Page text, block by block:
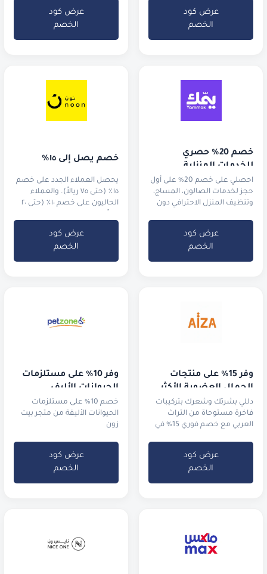
عرض كود
الخصم
عرض كود
الخصم
خصم 20% حصري
للخدمات المنزلية
احصلي على خصم 20% على أول
حجز لخدمات الصالون، المساج،
وتنظيف المنزل الاحترافي دون
عرض كود
الخصم
خصم يصل إلى ١٥٪
يحصل العملاء الجدد على خصم
١٥٪ (حتى ٧٥ ريالاً). والعملاء
الحاليون على خصم ١٠٪ (حتى ٢٠
عرض كود
الخصم
وفر 15% على منتجات
الجمال العضوية الأكثر
طلباً
دللي بشرتك وشعرك بتركيبات
فاخرة مستوحاة من التراث
العربي مع خصم فوري 15% في
عرض كود
الخصم
وفر 10% على مستلزمات
الحيوانات الأليف
خصم 10% على مستلزمات
الحيوانات الأليفة من متجر بيت
زون
عرض كود
الخصم